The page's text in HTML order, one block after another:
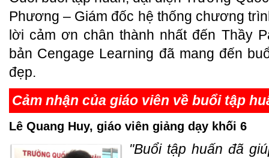
Phương – Giám đốc hệ thống chương
lời cảm ơn chân thành nhất đến Thầy
bản Cengage Learning đã mang đến
đẹp.
Cảm nhận của giáo viên về buổi tập
Lê Quang Huy, giáo viên giảng dạy khối 6
"Buổi tập huấn đã